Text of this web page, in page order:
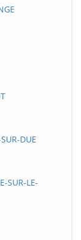
DUE
SUR-LE-